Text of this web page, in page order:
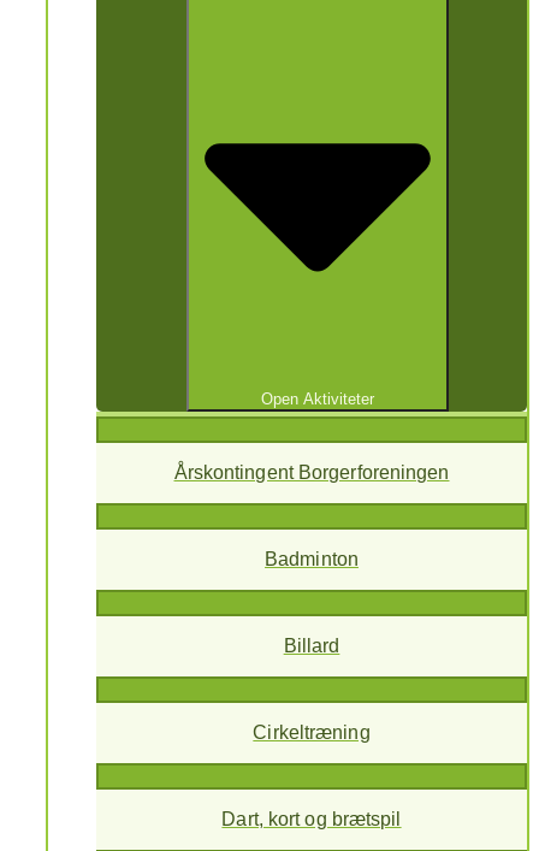
Open Aktiviteter
Årskontingent Borgerforeningen
Badminton
Billard
Cirkeltræning
Dart, kort og brætspil